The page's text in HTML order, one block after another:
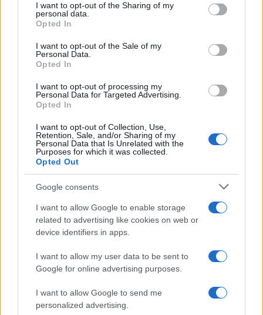
not limited to your visit or usage behaviour. You may click to
grant or deny consent to Google and its third-party tags to
use your data for below specified purposes in below Google
consent section.
I want to opt-out of the Sharing of my
personal data.
Opted In
I want to opt-out of the Sale of my
Personal Data.
Opted In
I want to opt-out of processing my
Personal Data for Targeted Advertising.
Opted In
I want to opt-out of Collection, Use,
Retention, Sale, and/or Sharing of my
Personal Data that Is Unrelated with the
Purposes for which it was collected.
Opted Out
Google consents
I want to allow Google to enable storage
related to advertising like cookies on web or
device identifiers in apps.
I want to allow my user data to be sent to
Google for online advertising purposes.
I want to allow Google to send me
personalized advertising.
Condividi l'articolo
F
a
ce
b
o
o
k
T
w
it
te
r
n
re
st
h
at
s
A
p
p
h
re
Prossimo articolo
NOTIZIE RECENTI
Controlli rafforzati in Costa Smeralda, 20
arresti e 135 denunce
Tre milioni di euro dalla Provincia Gallura per
nuove aule nelle scuole di Olbia
Incidente sulla provinciale 125, paura tra Olbia e